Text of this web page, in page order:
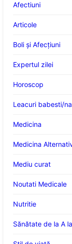
Afectiuni
Articole
Boli și Afecțiuni
Expertul zilei
Horoscop
Leacuri babesti/
Medicina
Medicina
Mediu curat
Noutati Medicale
Nutritie
Sănătate de la A